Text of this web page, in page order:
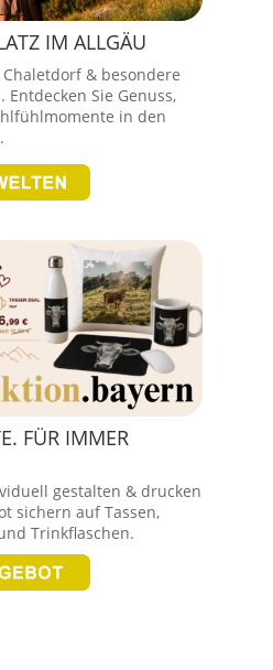
IM ALLGÄU
Chaletdorf & besondere
Entdecken Sie Genuss,
in den
FÜR IMMER
gestalten & drucken
sichern auf Tassen,
Trinkflaschen.